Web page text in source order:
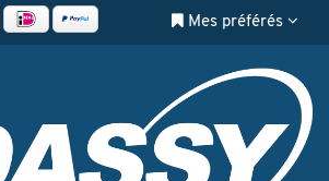
Mes préférés